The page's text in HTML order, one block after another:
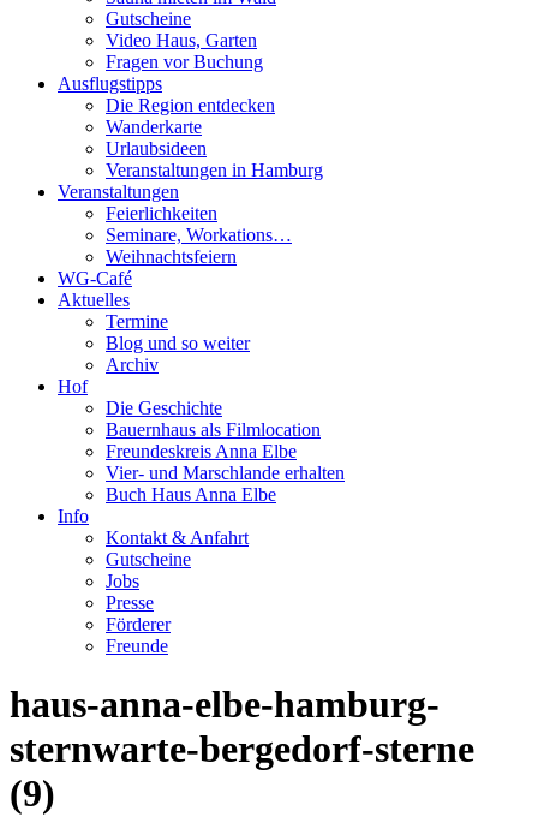
Gutscheine
Video Haus, Garten
Fragen vor Buchung
Ausflugstipps
Die Region entdecken
Wanderkarte
Urlaubsideen
Veranstaltungen in Hamburg
Veranstaltungen
Feierlichkeiten
Seminare, Workations…
Weihnachtsfeiern
WG-Café
Aktuelles
Termine
Blog und so weiter
Archiv
Hof
Die Geschichte
Bauernhaus als Filmlocation
Freundeskreis Anna Elbe
Vier- und Marschlande erhalten
Buch Haus Anna Elbe
Info
Kontakt & Anfahrt
Gutscheine
Jobs
Presse
Förderer
Freunde
haus-anna-elbe-hamburg-
sternwarte-bergedorf-sterne
(9)